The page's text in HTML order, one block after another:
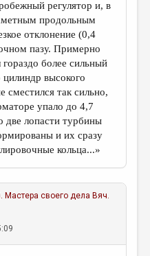
регулятор и, в
продольным
отклонение (0,4
пазу. Примерно
более сильный
цилиндр высокого
сместился так сильно,
упало до 4,7
две лопасти турбины
и их сразу
кольца...»
Мастера своего дела Вяч.